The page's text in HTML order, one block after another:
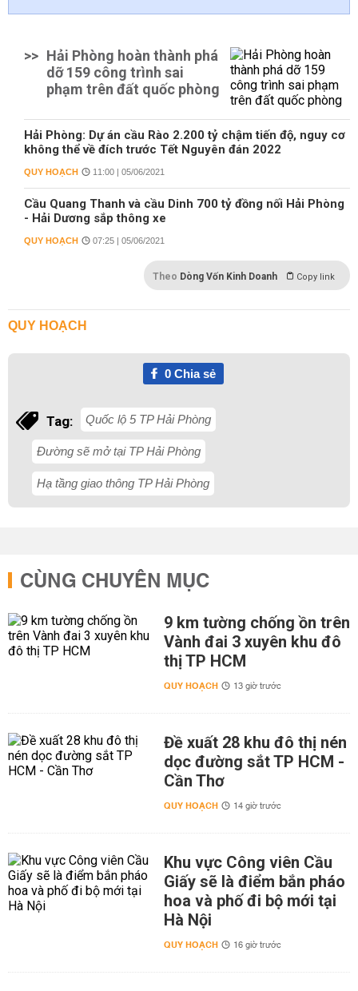
>> Hải Phòng hoàn thành phá
dỡ 159 công trình sai
phạm trên đất quốc phòng
Hải Phòng: Dự án cầu Rào 2.200 tỷ chậm tiến độ, nguy cơ
không thể về đích trước Tết Nguyên đán 2022
QUY HOẠCH 11:00 | 05/06/2021
Cầu Quang Thanh và cầu Dinh 700 tỷ đồng nối Hải Phòng
- Hải Dương sắp thông xe
QUY HOẠCH 07:25 | 05/06/2021
Theo Dòng Vốn Kinh Doanh Copy link
QUY HOẠCH
0Chia sẻ
Tag: Quốc lộ 5 TP Hải Phòng
Đường sẽ mở tại TP Hải Phòng
Hạ tầng giao thông TP Hải Phòng
CÙNG CHUYÊN MỤC
9 km tường chống ồn trên
Vành đai 3 xuyên khu đô
thị TP HCM
QUY HOẠCH 13 giờ trước
Đề xuất 28 khu đô thị nén
dọc đường sắt TP HCM -
Cần Thơ
QUY HOẠCH 14 giờ trước
Khu vực Công viên Cầu
Giấy sẽ là điểm bắn pháo
hoa và phố đi bộ mới tại
Hà Nội
QUY HOẠCH 16 giờ trước